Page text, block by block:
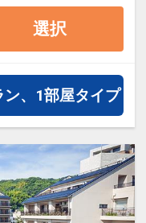
さを兼ね備え
っくりとおく
について】
泊1,100円の
ます。（現地
選択
ン、1部屋タイプ